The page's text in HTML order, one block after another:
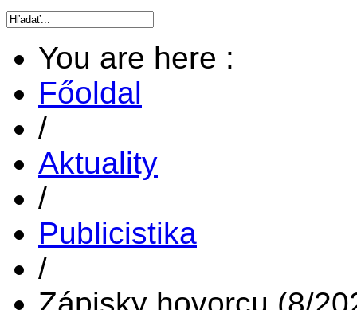
You are here :
Főoldal
/
Aktuality
/
Publicistika
/